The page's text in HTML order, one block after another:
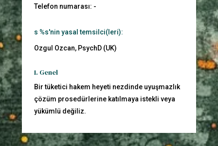
Telefon numarası: -
s %s'nin yasal temsilci(leri):
Ozgul Ozcan, PsychD (UK)
1. Genel
Bir tüketici hakem heyeti nezdinde uyuşmazlık
çözüm prosedürlerine katılmaya istekli veya
yükümlü değiliz.